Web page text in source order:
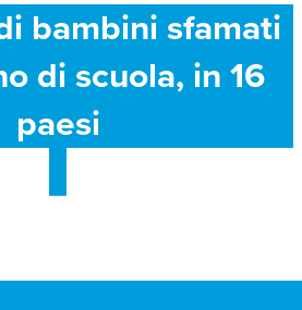
bambini sfamati
di scuola, in 16
paesi